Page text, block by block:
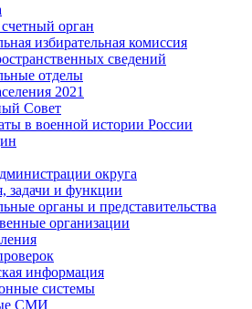
орган
избирательная комиссия
сведений
отделы
2021
Совет
в военной истории России
округа
задачи и функции
органы и представительства
организации
информация
системы
СМИ